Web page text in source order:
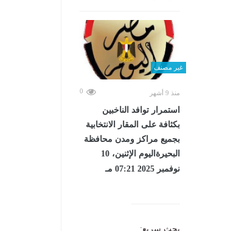
غير مصنف
منذ 9 أشهر 0
استمرار توافد الناخبين
بكثافة على المقار الانتخابية
بجميع مراكز ومدن محافظة
البحيرةاليوم الإثنين، 10
نوفمبر 2025 07:21 مـ
بحث سريع: